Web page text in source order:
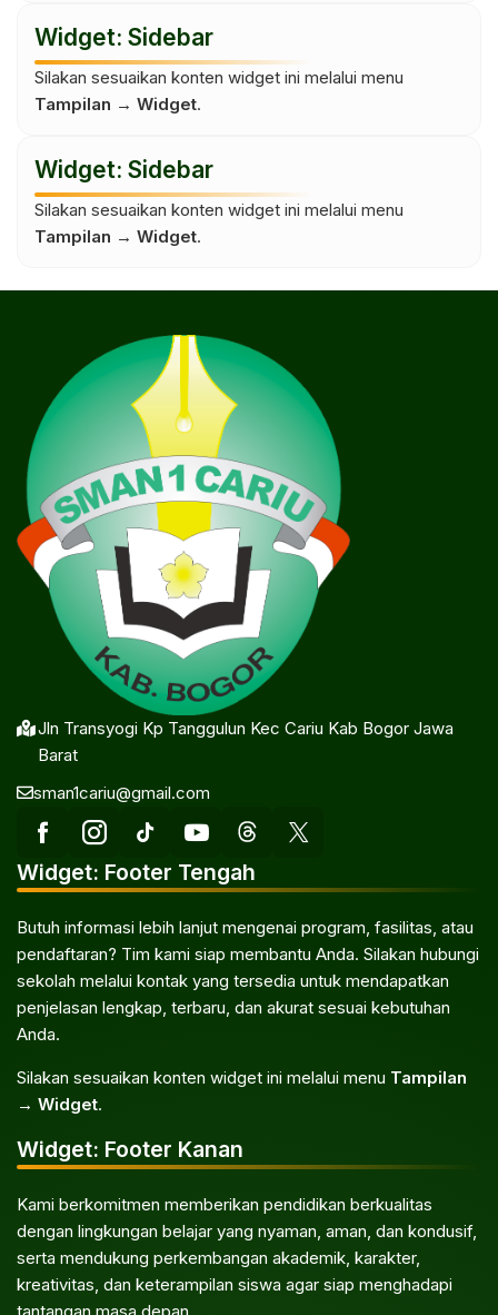
Widget: Sidebar
Silakan sesuaikan konten widget ini melalui menu
Tampilan → Widget.
Widget: Sidebar
Silakan sesuaikan konten widget ini melalui menu
Tampilan → Widget.
Jln Transyogi Kp Tanggulun Kec Cariu Kab Bogor Jawa
Barat
sman1cariu@gmail.com
Widget: Footer Tengah
Butuh informasi lebih lanjut mengenai program, fasilitas, atau
pendaftaran? Tim kami siap membantu Anda. Silakan hubungi
sekolah melalui kontak yang tersedia untuk mendapatkan
penjelasan lengkap, terbaru, dan akurat sesuai kebutuhan
Anda.
Silakan sesuaikan konten widget ini melalui menu Tampilan
→ Widget.
Widget: Footer Kanan
Kami berkomitmen memberikan pendidikan berkualitas
dengan lingkungan belajar yang nyaman, aman, dan kondusif,
serta mendukung perkembangan akademik, karakter,
kreativitas, dan keterampilan siswa agar siap menghadapi